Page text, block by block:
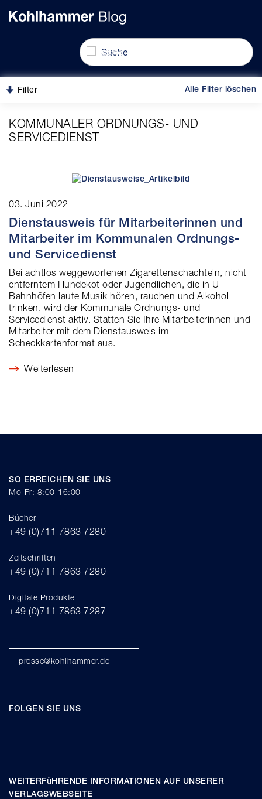
springen
Filter Alle Filter löschen
KOMMUNALER ORDNUNGS- UND
SERVICEDIENST
03. Juni 2022
Dienstausweis für Mitarbeiterinnen und
Mitarbeiter im Kommunalen Ordnungs-
und Servicedienst
Bei achtlos weggeworfenen Zigarettenschachteln, nicht
entferntem Hundekot oder Jugendlichen, die in U-
Bahnhöfen laute Musik hören, rauchen und Alkohol
trinken, wird der Kommunale Ordnungs- und
Servicedienst aktiv. Statten Sie Ihre Mitarbeiterinnen und
Mitarbeiter mit dem Dienstausweis im
Scheckkartenformat aus.
Weiterlesen
SO ERREICHEN SIE UNS
Mo-Fr: 8:00-16:00
Bücher
+49 (0)711 7863 7280
Zeitschriften
+49 (0)711 7863 7280
Digitale Produkte
+49 (0)711 7863 7287
presse@kohlhammer.de
FOLGEN SIE UNS
WEITERFüHRENDE INFORMATIONEN AUF UNSERER
VERLAGSWEBSEITE